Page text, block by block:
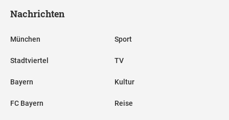
Nachrichten
München
Stadtviertel
Bayern
FC Bayern
Sport
TV
Kultur
Reise